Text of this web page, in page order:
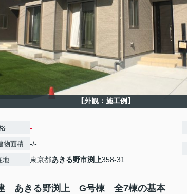
【外観：施工例】
-
物面積 -/-
地 東京都あきる野市渕上358-31
あきる野渕上 G号棟 全7棟の基本